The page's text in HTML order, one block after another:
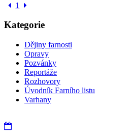
1
Kategorie
Dějiny farnosti
Opravy
Pozvánky
Reportáže
Rozhovory
Úvodník Farního listu
Varhany